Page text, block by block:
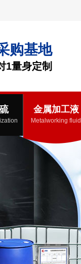
购基地
1量身定制
金属加工液
Metalworking fluid